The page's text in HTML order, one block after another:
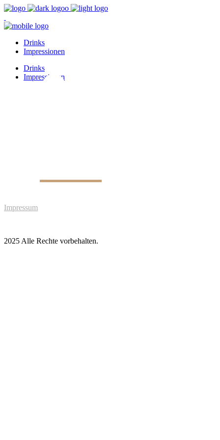
Drinks
Impressionen
Drinks
Impressionen
OPENING
Impressum
2025 Alle Rechte vorbehalten.